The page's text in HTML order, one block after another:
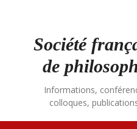
Société
de
Informations,
colloques,